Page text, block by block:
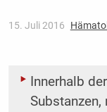
15. Juli 2016
Innerhalb